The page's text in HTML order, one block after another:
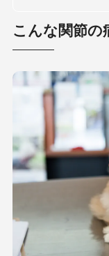
こんな関節の